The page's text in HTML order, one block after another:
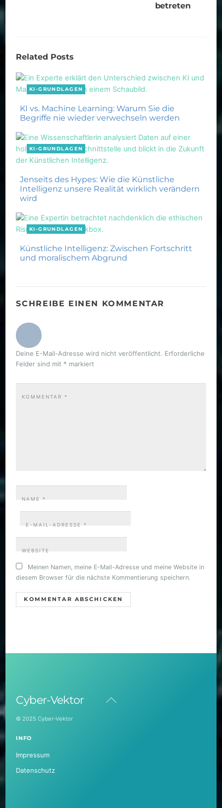
betreten
Related Posts
KI-GRUNDLAGEN
KI vs. Machine Learning: Warum Sie die
Begriffe nie wieder verwechseln werden
KI-GRUNDLAGEN
Jenseits des Hypes: Wie die Künstliche
Intelligenz unsere Realität wirklich verändern
wird
KI-GRUNDLAGEN
Künstliche Intelligenz: Zwischen Fortschritt
und moralischem Abgrund
SCHREIBE EINEN KOMMENTAR
Deine E-Mail-Adresse wird nicht veröffentlicht. Erforderliche
Felder sind mit * markiert
KOMMENTAR *
NAME*
E-MAIL-ADRESSE *
WEBSITE
Meinen Namen, meine E-Mail-Adresse und meine Website in
diesem Browser für die nächste Kommentierung speichern.
Back
Cyber-Vektor
© 2025 Cyber-Vektor
INFO
Impressum
Datenschutz